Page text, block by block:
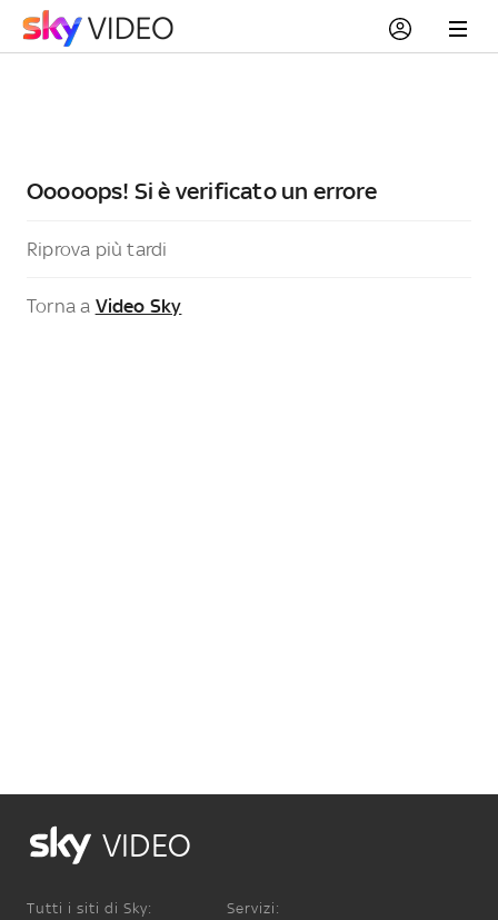
Ooooops! Si è verificato un errore
Riprova più tardi
Torna a Video Sky
VIDEO
Tutti i siti di Sky: Servizi: